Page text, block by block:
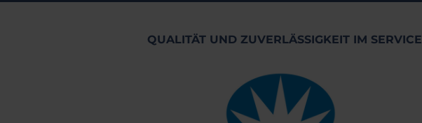
QUALITÄT UND ZUVERLÄSSIGKEIT IM SERVICE